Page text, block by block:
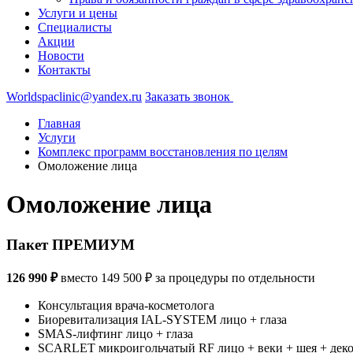
Услуги и цены
Специалисты
Акции
Новости
Контакты
Worldspaclinic@yandex.ru Заказать звонок
Главная
Услуги
Комплекс программ восстановления по целям
Омоложение лица
Омоложение лица
Пакет ПРЕМИУМ
126 990 ₽вместо 149 500 ₽ за процедуры по отдельности
Консультация врача-косметолога
Биоревитализация IAL-SYSTEM лицо + глаза
SMAS-лифтинг лицо + глаза
SCARLET микроигольчатый RF лицо + веки + шея +